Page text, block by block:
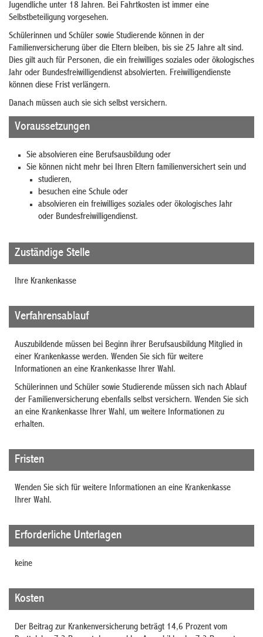
Jugendliche unter 18 Jahren. Bei Fahrtkosten ist immer eine
Selbstbeteiligung vorgesehen.
Schülerinnen und Schüler sowie Studierende können in der
Familienversicherung über die Eltern bleiben, bis sie 25 Jahre alt sind.
Dies gilt auch für Personen, die ein freiwilliges soziales oder ökologisches
Jahr oder Bundesfreiwilligendienst absolvierten. Freiwilligendienste
können diese Frist verlängern.
Danach müssen auch sie sich selbst versichern.
Voraussetzungen
Sie absolvieren eine Berufsausbildung oder
Sie können nicht mehr bei Ihren Eltern familienversichert sein und
studieren,
besuchen eine Schule oder
absolvieren ein freiwilliges soziales oder ökologisches Jahr
oder Bundesfreiwilligendienst.
Zuständige Stelle
Ihre Krankenkasse
Verfahrensablauf
Auszubildende müssen bei Beginn ihrer Berufsausbildung Mitglied in
einer Krankenkasse werden. Wenden Sie sich für weitere
Informationen an eine Krankenkasse Ihrer Wahl.
Schülerinnen und Schüler sowie Studierende müssen sich nach Ablauf
der Familienversicherung ebenfalls selbst versichern. Wenden Sie sich
an eine Krankenkasse Ihrer Wahl, um weitere Informationen zu
erhalten.
Fristen
Wenden Sie sich für weitere Informationen an eine Krankenkasse
Ihrer Wahl.
Erforderliche Unterlagen
keine
Kosten
Der Beitrag zur Krankenversicherung beträgt 14,6 Prozent vom